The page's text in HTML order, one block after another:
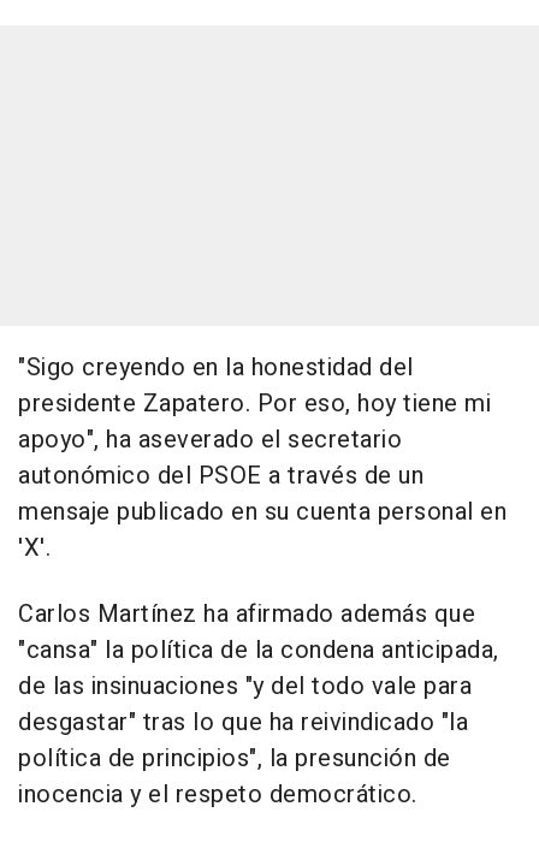
"Sigo creyendo en la honestidad del
presidente Zapatero. Por eso, hoy tiene mi
apoyo", ha aseverado el secretario
autonómico del PSOE a través de un
mensaje publicado en su cuenta personal en
'X'.
Carlos Martínez ha afirmado además que
"cansa" la política de la condena anticipada,
de las insinuaciones "y del todo vale para
desgastar" tras lo que ha reivindicado "la
política de principios", la presunción de
inocencia y el respeto democrático.